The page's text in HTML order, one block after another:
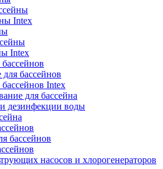
Intex
Intex
бассейнов
Intex
для бассейна
дезинфекции воды
бассейнов
насосов и хлорогенераторов